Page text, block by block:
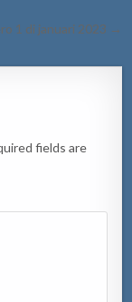
1 di januari 2023 →
fields are